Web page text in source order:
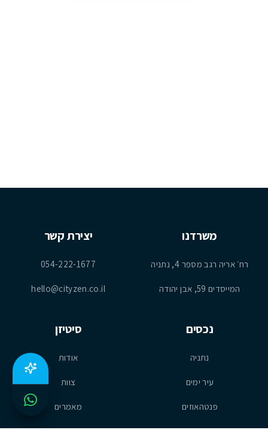
משרדנו
רח׳ אריה רגב מספר 4, נתניה
המייסדים 59, אבן יהודה
יצירת קשר
054-222-1677
hello@cityzen.co.il
נכסים
נתניה
עיר ימים
פנטהאוזים
סיטיזן
אודות
צוות
מאמרים